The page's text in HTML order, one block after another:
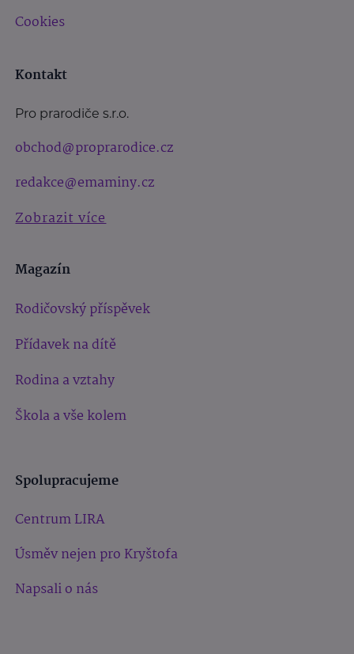
Cookies
Kontakt
Pro prarodiče s.r.o.
obchod@proprarodice.cz
redakce@emaminy.cz
Zobrazit více
Magazín
Rodičovský příspěvek
Přídavek na dítě
Rodina a vztahy
Škola a vše kolem
Spolupracujeme
Centrum LIRA
Úsměv nejen pro Kryštofa
Napsali o nás